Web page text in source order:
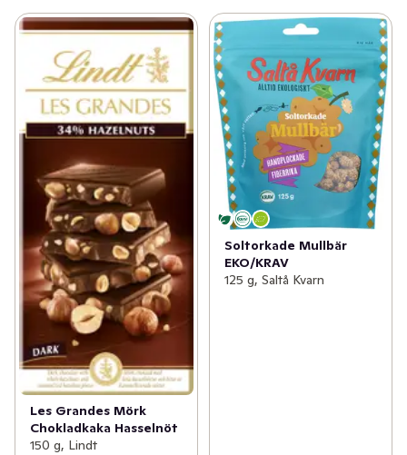
Les Grandes Mörk
Chokladkaka Hasselnöt
150 g, Lindt
Soltorkade Mullbär
EKO/KRAV
125 g, Saltå Kvarn